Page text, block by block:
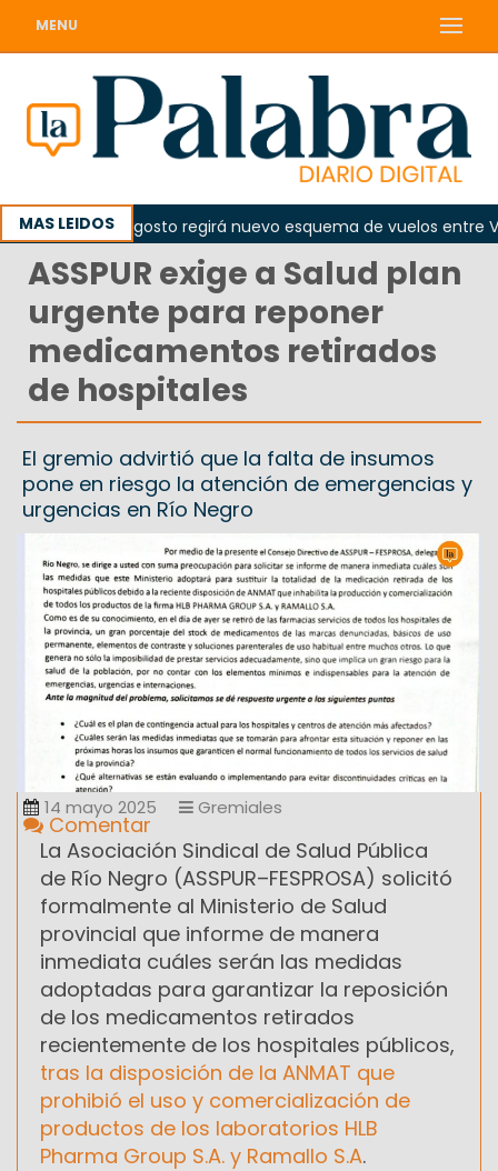
MENU
MAS LEIDOS
el 10 de agosto regirá nuevo esquema de vuelos entre
ASSPUR exige a Salud plan
urgente para reponer
medicamentos retirados
de hospitales
El gremio advirtió que la falta de insumos
pone en riesgo la atención de emergencias y
urgencias en Río Negro
14 mayo 2025 Gremiales
Comentar
La Asociación Sindical de Salud Pública
de Río Negro (ASSPUR–FESPROSA) solicitó
formalmente al Ministerio de Salud
provincial que informe de manera
inmediata cuáles serán las medidas
adoptadas para garantizar la reposición
de los medicamentos retirados
recientemente de los hospitales públicos,
tras la disposición de la ANMAT que
prohibió el uso y comercialización de
productos de los laboratorios HLB
Pharma Group S.A. y Ramallo S.A.